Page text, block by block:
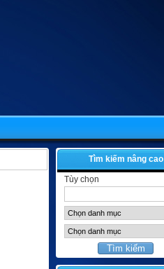
Tìm kiếm nâng cao
Tùy chọn